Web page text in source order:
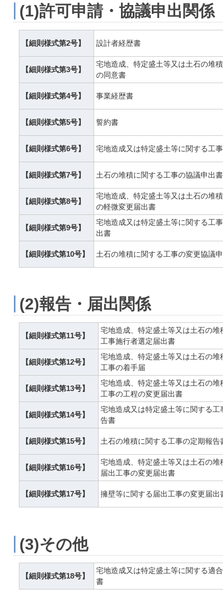
(1)許可申請・協議申出関係
【細則様式第2号】 設計者経歴書
【細則様式第3号】
宅地造成、特定盛土等又は土石の堆
の同意書
【細則様式第4号】 事業経歴書
【細則様式第5号】 誓約書
【細則様式第6号】 宅地造成又は特定盛土等に関する工
【細則様式第7号】 土石の堆積に関する工事の協議申出書
【細則様式第8号】
宅地造成、特定盛土等又は土石の堆
の軽微変更届出書
【細則様式第9号】
宅地造成又は特定盛土等に関する工
出書
【細則様式第10号】 土石の堆積に関する工事の変更協議
(2)報告・届出関係
【細則様式第11号】
宅地造成、特定盛土等又は土石の堆
工事施行者選定届出書
【細則様式第12号】
宅地造成、特定盛土等又は土石の堆
工事の着手届
【細則様式第13号】
宅地造成、特定盛土等又は土石の堆
工事の工程の変更届出書
【細則様式第14号】
宅地造成又は特定盛土等に関する工
告書
【細則様式第15号】 土石の堆積に関する工事の定期報告
【細則様式第16号】
宅地造成、特定盛土等又は土石の堆
届出工事の変更届出書
【細則様式第17号】 擁壁等に関する届出工事の変更届出
(3)その他
【細則様式第18号】
宅地造成又は特定盛土等に関する適
書